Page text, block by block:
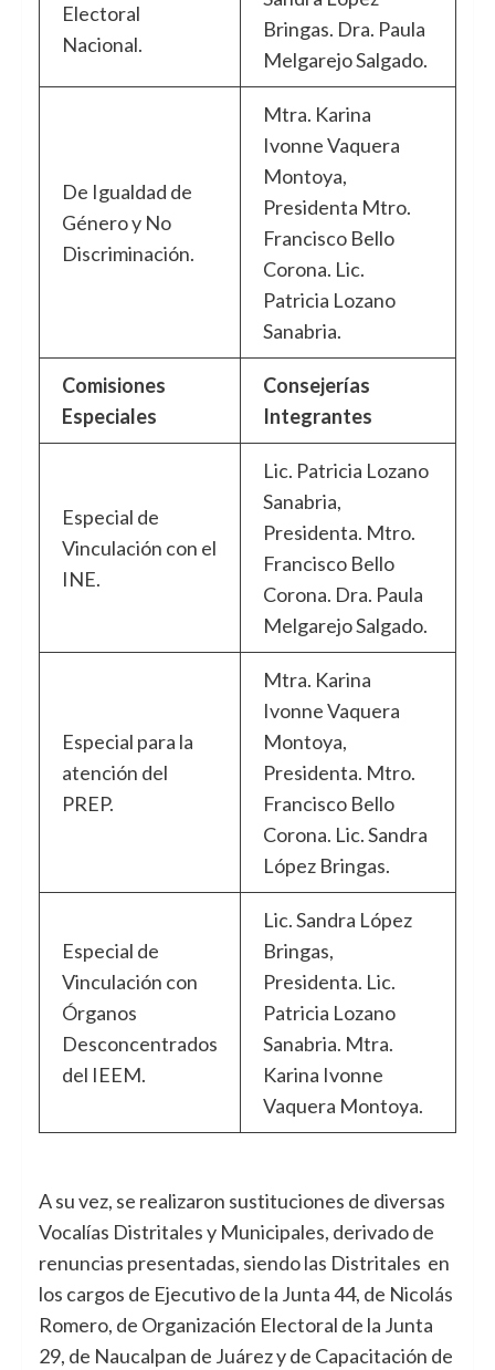
Electoral
Nacional.
Bringas. Dra. Paula
Melgarejo Salgado.
De Igualdad de
Género y No
Discriminación.
Mtra. Karina
Ivonne Vaquera
Montoya,
Presidenta Mtro.
Francisco Bello
Corona. Lic.
Patricia Lozano
Sanabria.
Comisiones
Especiales
Consejerías
Integrantes
Especial de
Vinculación con el
INE.
Lic. Patricia Lozano
Sanabria,
Presidenta. Mtro.
Francisco Bello
Corona. Dra. Paula
Melgarejo Salgado.
Especial para la
atención del
PREP.
Mtra. Karina
Ivonne Vaquera
Montoya,
Presidenta. Mtro.
Francisco Bello
Corona. Lic. Sandra
López Bringas.
Especial de
Vinculación con
Órganos
Desconcentrados
del IEEM.
Lic. Sandra López
Bringas,
Presidenta. Lic.
Patricia Lozano
Sanabria. Mtra.
Karina Ivonne
Vaquera Montoya.
A su vez, se realizaron sustituciones de diversas
Vocalías Distritales y Municipales, derivado de
renuncias presentadas, siendo las Distritales en
los cargos de Ejecutivo de la Junta 44, de Nicolás
Romero, de Organización Electoral de la Junta
29, de Naucalpan de Juárez y de Capacitación de